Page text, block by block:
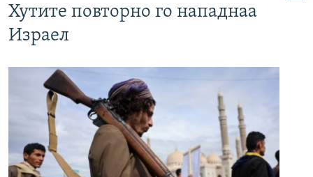
Хутите повторно го нападнаа
Израел